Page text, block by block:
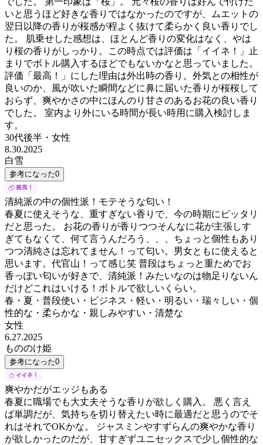
いと思うほど好きな香りではなかったのですが、ムエットの
翌日以降の香りが桜感が程よく抜けて柔らかく良い香りでし
た。 肌乗せした感想は、ほとんど香りの変化はなく、やは
り桜の香りがしっかり。この時点では評価は「イイネ！」止
まりでボトル購入するほどでもないかなと思っていました。
評価「最高！」にした理由は外出時の香り。外気との相性が
良いのか、風が吹いた瞬間などに鼻に届いた香りが桜桜して
おらず、爽やかさの中にほんのり甘さのあるお花の良い香り
でした。 室内より外にいる時間が長い時用に購入検討しま
す。
30代後半 ・ 女性
8.30.2025
白雪
参考になった0
清純派の中の個性派！モテそうな匂い！
春夏に使えそうな、重すぎない香りで、今の時期にピッタリ
だと思った。 お花の香りが香りつつそんなに花が主張しす
ぎてもなくて、何て言うんだろう、、、ちょっと個性もあり
つつ清純さは忘れてません！って匂い。男女ともに使えると
思います。代官山！って感じ笑 普段はちょっと重ためでお
香っぽい匂いが好きで、清純派！みたいなのは物足りないん
だけどこれはいける！ボトルで欲しいくらい。
春・夏・普段使い・ビジネス・軽い・明るい・瑞々しい・個
性的な・柔らかな・親しみやすい・清楚な
女性
6.27.2025
もののけ姫
参考になった0
爽やかだがエッジもある
春夏に職場でも大丈夫そうな香りが欲しく購入。 悪く言え
ば単調だが、気持ちを切り替えたい時に最適だと思うのでそ
れはそれでOKかな。 ジャスミンやすずらんの爽やかな香り
が欲しかったのだが、甘すぎずユニセックスで少し個性的な